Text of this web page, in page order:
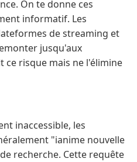
On te donne ces
informatif. Les
de streaming et
jusqu'aux
ce risque mais ne l'élimine
inaccessible, les
"ianime nouvelle
recherche. Cette requête